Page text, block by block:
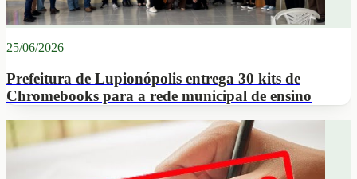
25/06/2026
Prefeitura de Lupionópolis entrega 30 kits de
Chromebooks para a rede municipal de ensino